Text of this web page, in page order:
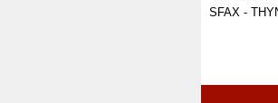
SFAX -